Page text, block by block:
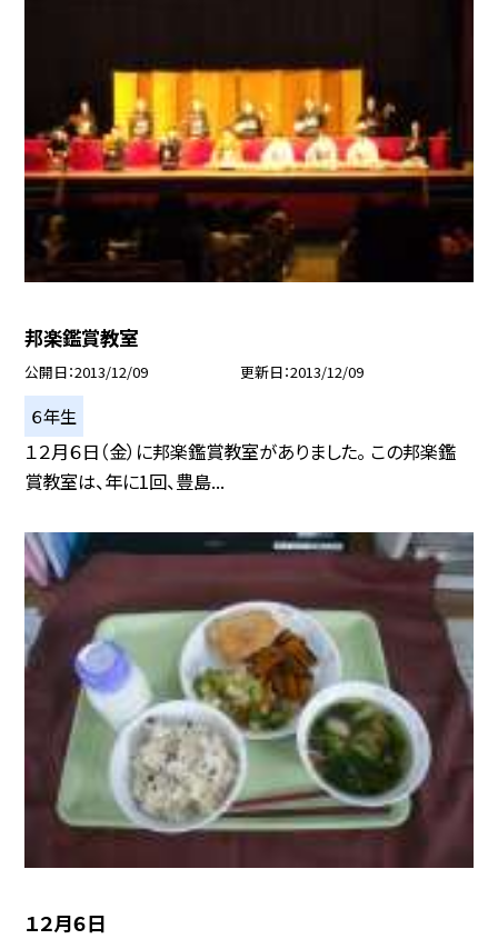
邦楽鑑賞教室
公開日 2013/12/09 更新日 2013/12/09
６年生
１２月６日（金）に邦楽鑑賞教室がありました。 この邦楽鑑
賞教室は、年に1回、豊島...
１２月６日